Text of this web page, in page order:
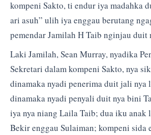
kompeni Sakto, ti endur iya madahka
ari asuh” ulih iya enggau berutang
pemendar Jamilah H Taib nginjau duit
Laki Jamilah, Sean Murray, nyadika
Sekretari dalam kompeni Sakto, nya
dinamaka nyadi penerima duit jali nya
dinamaka nyadi penyali duit nya bini
iya nya niang Laila Taib; dua iku anak
Bekir enggau Sulaiman; kompeni sida